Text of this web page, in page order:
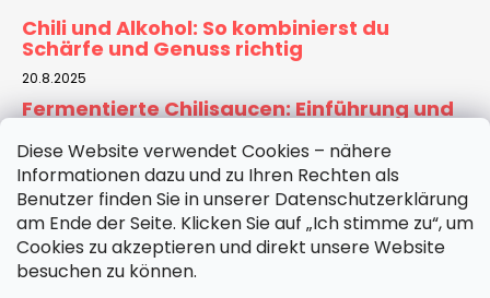
Diese Website verwendet Cookies – nähere
Informationen dazu und zu Ihren Rechten als
Benutzer finden Sie in unserer Datenschutzerklärung
am Ende der Seite. Klicken Sie auf „Ich stimme zu“, um
Cookies zu akzeptieren und direkt unsere Website
besuchen zu können.
Chili und Alkohol: So kombinierst du
Schärfe und Genuss richtig
20.8.2025
Fermentierte Chilisaucen: Einführung und
6.8.2025
Tomatensauce selber machen:
Hausgemachte Basis für Pizza & Pasta
30.7.2025